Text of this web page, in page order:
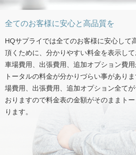
全てのお客様に安心と高品質を
HQサプライでは全てのお客様に安心して
頂くために、分かりやすい料金を表示し
車場費用、出張費用、追加オプション費用
トータルの料金が分かりづらい事があり
場費用、出張費用、追加オプション全て
おりますので料金表の金額がそのままト
ります。